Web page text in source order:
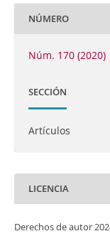
NÚMERO
Núm. 170 (2020)
SECCIÓN
Artículos
LICENCIA
Derechos de autor